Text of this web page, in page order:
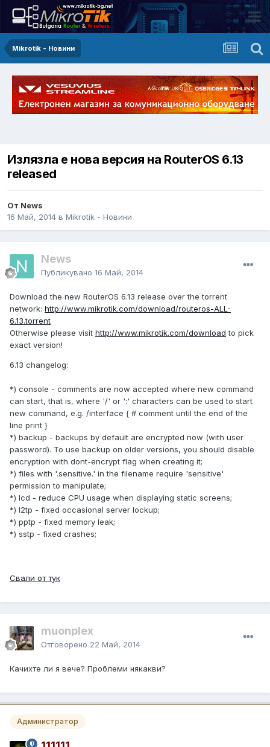
Mikrotik - Новини
Излязла е нова версия на RouterOS 6.13
released
От News
16 Май, 2014 в Mikrotik - Новини
News
Публикувано 16 Май, 2014
Download the new RouterOS 6.13 release over the torrent
network: http://www.mikrotik.com/download/routeros-ALL-
6.13.torrent
Otherwise please visit http://www.mikrotik.com/download to pick
exact version!
6.13 changelog:
*) console - comments are now accepted where new command
can start, that is, where '/' or ':' characters can be used to start
new command, e.g. /interface { # comment until the end of the
line print }
*) backup - backups by default are encrypted now (with user
password). To use backup on older versions, you should disable
encryption with dont-encrypt flag when creating it;
*) files with '.sensitive.' in the filename require 'sensitive'
permission to manipulate;
*) lcd - reduce CPU usage when displaying static screens;
*) l2tp - fixed occasional server lockup;
*) pptp - fixed memory leak;
*) sstp - fixed crashes;
Свали от тук
muonplex
Отговорено 22 Май, 2014
Качихте ли я вече? Проблеми някакви?
Администратор